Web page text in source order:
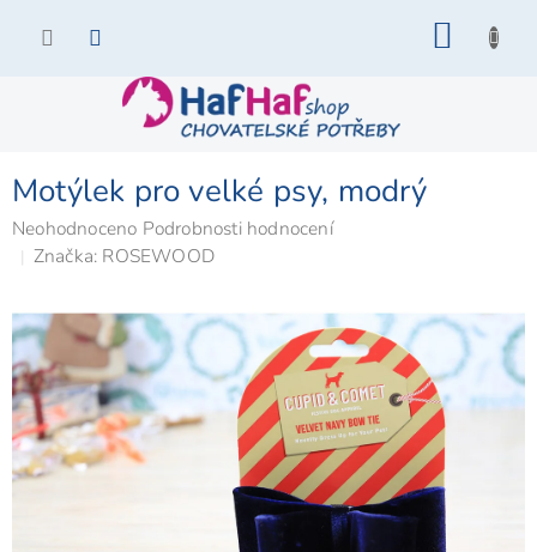
Motýlek pro velké psy, modrý
Průměrné
hodnocení
je
0,0
z
5
hvězdiček.
Neohodnoceno Podrobnosti hodnocení
Značka: ROSEWOOD